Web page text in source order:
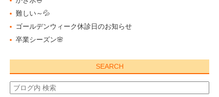
難しい～💦
ゴールデンウィーク休診日のお知らせ
卒業シーズン🌸
SEARCH